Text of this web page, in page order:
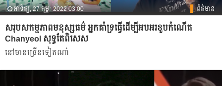
អាទិត្យ, 27 កុម្ភៈ 2022 03:00 ព័ត៌មាន
សរុបសកម្មភាពមនុស្សធម៌ អ្នកគាំទ្រធ្វើដើម្បីអបអរខួបកំណើត
Chanyeol សុទ្ធតែពិសេស
នៅមានច្រើនទៀតណា៎